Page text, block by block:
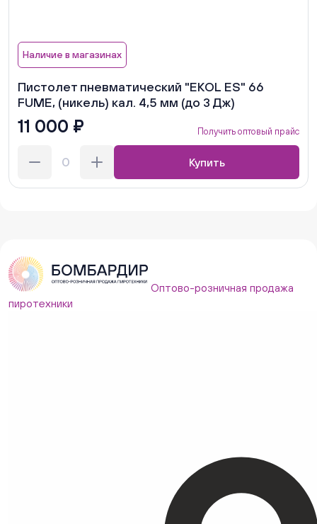
Наличие в магазинах
Пистолет пневматический "EKOL ES" 66
FUME, (никель) кал. 4,5 мм (до 3 Дж)
11 000 ₽ Получить оптовый прайс
Купить
Оптово-розничная продажа
пиротехники